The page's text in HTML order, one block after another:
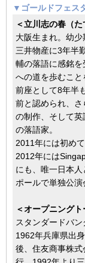
▼ゴールドフェス
＜立川志の春（
大阪生まれ。幼少
三井物産に3年半
輔の落語に感銘
への道を歩むこと
前座として8年半
前と認められ、
の制作、そして
の落語家。
2011年には初め
2012年には
にも、唯一日本
ポールで単独公演
＜オープニング
スタンダードバ
1962年兵庫県出
後、住友商事株